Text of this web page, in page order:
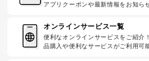
アプリクーポンや最新情報をお知ら
オンラインサービス一覧
便利なオンラインサービスをご紹介
品購入や便利なサービスがご利用可